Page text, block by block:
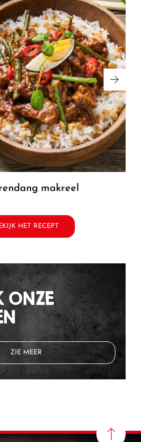
ONZE
ZIE MEER
makreel
HET RECEPT